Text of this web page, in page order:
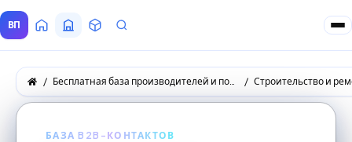
ВП ГлавнаяВсе Поставщики
ТоварыЗапросы покупателей
Бесплатная база производителей и поставщиков товаров оптом Строительство и
БАЗА B2B-КОНТАКТОВ